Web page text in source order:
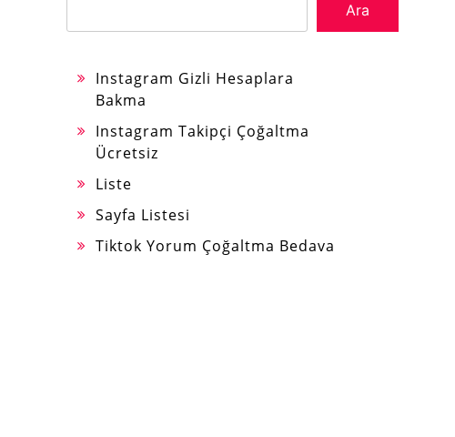
Ara
Instagram Gizli Hesaplara
Bakma
Instagram Takipçi Çoğaltma
Ücretsiz
Liste
Sayfa Listesi
Tiktok Yorum Çoğaltma Bedava